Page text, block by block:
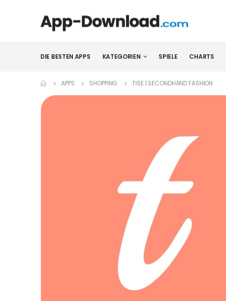
DIE BESTEN APPS KATEGORIEN SPIELE CHARTS
APPS SHOPPING TISE | SECONDHAND FASHION